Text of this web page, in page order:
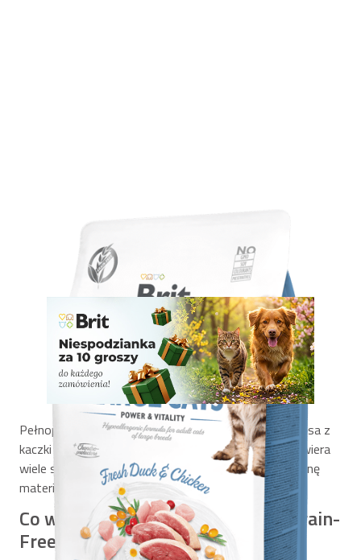
Pełnoporcjowa, sucha karma stworzona na bazie mięsa z
kaczki i kurczaka dla dorosłych kotów dużych ras. Zawiera
wiele składników roślinnych, usprawniających przemianę
materii i wzmacniające układ ruchu.
Co wyróżnia karmę Brit Care Cat Grain-
Free Large Cats?